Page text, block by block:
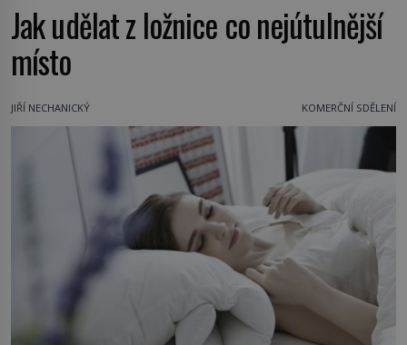
Jak udělat z ložnice co nejútulnější
místo
JIŘÍ NECHANICKÝ KOMERČNÍ SDĚLENÍ